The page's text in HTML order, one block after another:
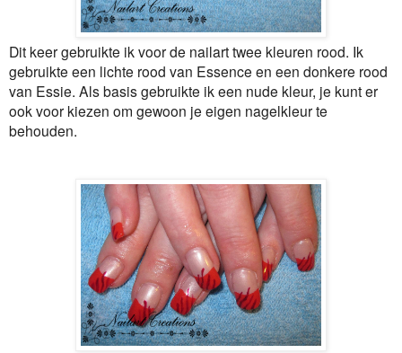
Dit keer gebruikte ik voor de nailart twee kleuren rood. Ik
gebruikte een lichte rood van Essence en een donkere rood
van Essie. Als basis gebruikte ik een nude kleur, je kunt er
ook voor kiezen om gewoon je eigen nagelkleur te
behouden.